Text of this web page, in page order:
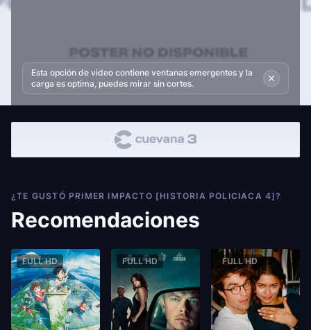
Esta opción de video contiene ventanas emergentes y la
carga es optima, puedes mirar sin cortes.
¿TE GUSTÓ PRIMER IMPACTO [HISTORIA POLICIACA 4]?
Recomendaciones
FULL HD FULL HD FULL HD